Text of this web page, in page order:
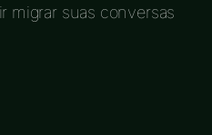
migrar suas conversas